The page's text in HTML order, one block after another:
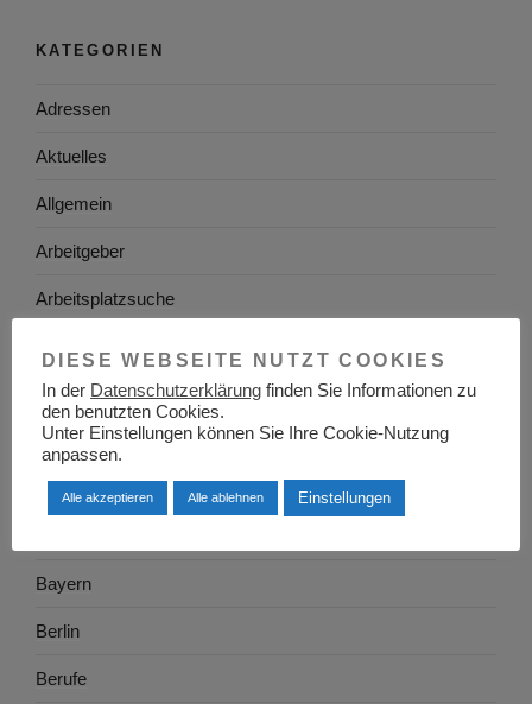
KATEGORIEN
Adressen
Aktuelles
Allgemein
Arbeitgeber
Arbeitsplatzsuche
Arbeitswelt
Arbeitszeugnis
Ausbildung
Bayern
Berlin
Berufe
DIESE WEBSEITE NUTZT COOKIES
In der Datenschutzerklärung finden Sie Informationen zu
den benutzten Cookies.
Unter Einstellungen können Sie Ihre Cookie-Nutzung
anpassen.
Alle akzeptieren Alle ablehnen Einstellungen